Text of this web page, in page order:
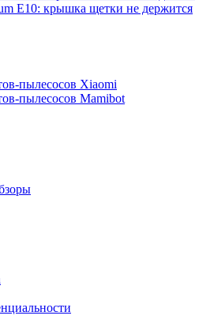
E10: крышка щетки не держится
пылесосов Xiaomi
пылесосов Mamibot